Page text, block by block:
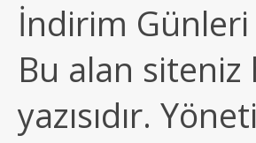
İndirim Günleri
Bu alan siteniz
yazısıdır.